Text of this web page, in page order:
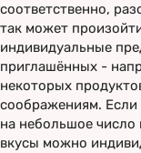
соответственно,
так может
индивидуальные
приглашённых -
некоторых
соображениям. Если
на небольшое число
вкусы можно